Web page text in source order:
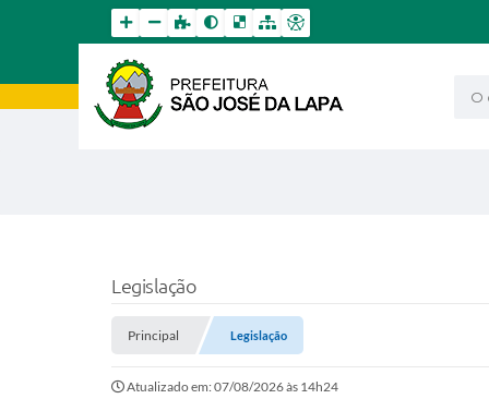
O
Legislação
Principal Legislação
Atualizado em: 07/08/2026 às 14h24